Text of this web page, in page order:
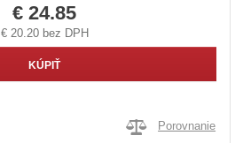
€ 24.85
€ 20.20 bez DPH
KÚPIŤ
Porovnanie